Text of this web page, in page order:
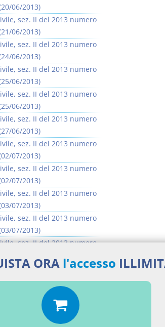
06/2013)
sez. II del 2013 numero
06/2013)
sez. II del 2013 numero
06/2013)
sez. II del 2013 numero
06/2013)
sez. II del 2013 numero
06/2013)
sez. II del 2013 numero
06/2013)
sez. II del 2013 numero
07/2013)
sez. II del 2013 numero
07/2013)
sez. II del 2013 numero
07/2013)
sez. II del 2013 numero
07/2013)
sez. II del 2013 numero
sez. II del 2013 numero
07/2013)
all'argomento completo
ORA l'accesso